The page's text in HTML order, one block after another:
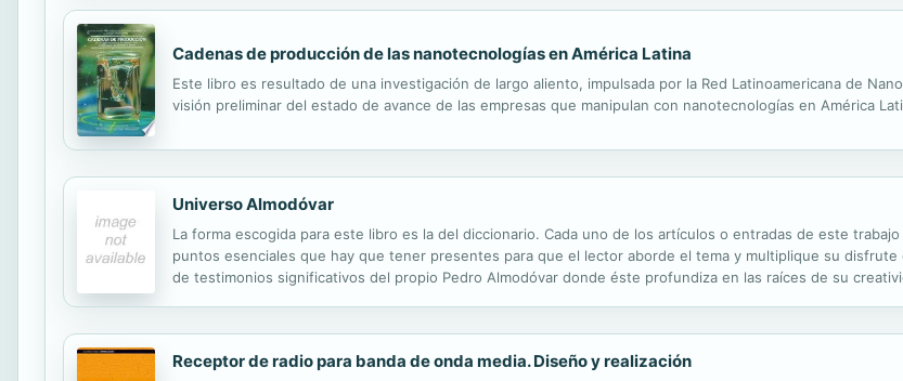
Cadenas de producción de las nanotecnologías en América Latina
Este libro es resultado de una investigación de largo aliento, impulsada por la Red Latinoamericana de
visión preliminar del estado de avance de las empresas que manipulan con nanotecnologías en América
Universo Almodóvar
La forma escogida para este libro es la del diccionario. Cada uno de los artículos o entradas de este
puntos esenciales que hay que tener presentes para que el lector aborde el tema y multiplique su
de testimonios significativos del propio Pedro Almodóvar donde éste profundiza en las raíces de su
Receptor de radio para banda de onda media. Diseño y realización